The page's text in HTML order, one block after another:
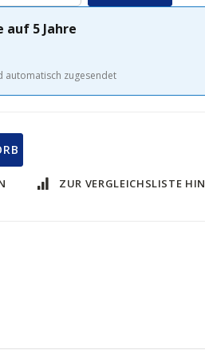
auf 5 Jahre
automatisch zugesendet
ZUR VERGLEICHSLISTE